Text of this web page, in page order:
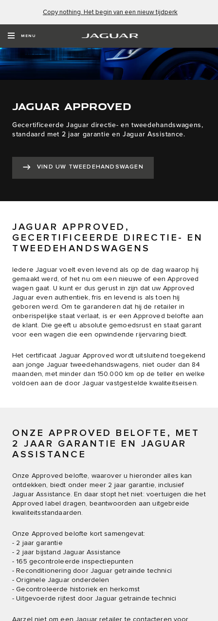
Copy nothing. Het begin van een nieuw tijdperk
MENU
JAGUAR APPROVED
Gecertificeerde Jaguar directie- en tweedehandswagens,
standaard met 2 jaar garantie en Jaguar Assistance.
VIND UW TWEEDEHANDSWAGEN
JAGUAR APPROVED,
GECERTIFICEERDE DIRECTIE- EN
TWEEDEHANDSWAGENS
Iedere Jaguar voelt even levend als op de dag waarop hij
gemaakt werd, of het nu om een nieuwe of een Approved
wagen gaat. U kunt er dus gerust in zijn dat uw Approved
Jaguar even authentiek, fris en levend is als toen hij
geboren werd. Om te garanderen dat hij de retailer in
onberispelijke staat verlaat, is er een Approved belofte aan
de klant. Die geeft u absolute gemoedsrust en staat garant
voor een wagen die een opwindende rijervaring biedt.
Het certificaat Jaguar Approved wordt uitsluitend toegekend
aan jonge Jaguar tweedehandswagens, niet ouder dan 84
maanden, met minder dan 150.000 km op de teller en welke
voldoen aan de door Jaguar vastgestelde kwaliteitseisen.
ONZE APPROVED BELOFTE, MET
2 JAAR GARANTIE EN JAGUAR
ASSISTANCE
Onze Approved belofte, waarover u hieronder alles kan
ontdekken, biedt onder meer 2 jaar garantie, inclusief
Jaguar Assistance. En daar stopt het niet: voertuigen die het
Approved label dragen, beantwoorden aan uitgebreide
kwaliteitsstandaarden.
Onze Approved belofte kort samengevat:
- 2 jaar garantie
- 2 jaar bijstand Jaguar Assistance
- 165 gecontroleerde inspectiepunten
- Reconditionering door Jaguar getrainde technici
- Originele Jaguar onderdelen
- Gecontroleerde historiek en herkomst
- Uitgevoerde rijtest door Jaguar getrainde technici
Aarzel niet om een Jaguar retailer te contacteren voor